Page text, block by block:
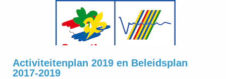
Activiteitenplan 2019 en Beleidsplan
2017-2019